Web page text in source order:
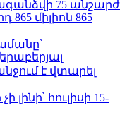
75 անշարժ
865 միլիոն 865
է վտարել
լինի՝ հուլիսի 15-